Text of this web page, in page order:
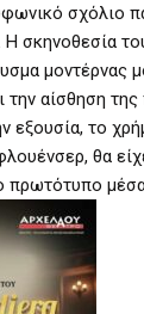
σχόλιο
Η σκηνοθεσία
μοντέρνας
την αίσθηση
εξουσία, το
θα
πρωτότυπο